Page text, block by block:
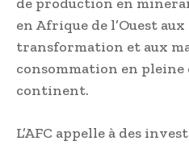
de production en
en Afrique de l’Ouest
transformation et aux
consommation en
continent.
L’AFC appelle à des